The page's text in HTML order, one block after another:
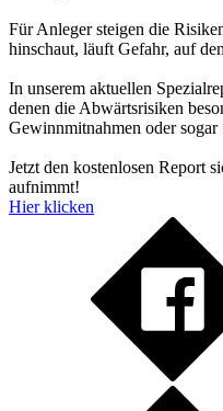
Für Anleger steigen die
hinschaut, läuft Gefahr, auf
In unserem aktuellen
denen die Abwärtsrisiken
Gewinnmitnahmen oder
Jetzt den kostenlosen Report
aufnimmt!
Hier klicken